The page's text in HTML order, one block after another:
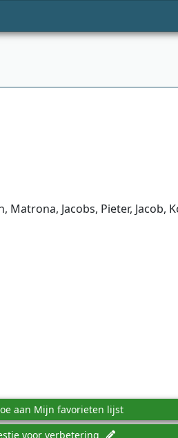
Jacobs, Pieter, Jacob,
aan Mijn favorieten lijst
voor verbetering